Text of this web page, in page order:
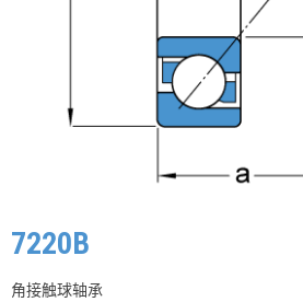
7220B
角接触球轴承